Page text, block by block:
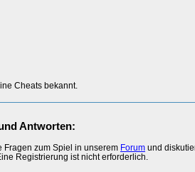
Cheats bekannt.
Antworten:
Fragen zum Spiel in unserem Forum und
Registrierung ist nicht erforderlich.